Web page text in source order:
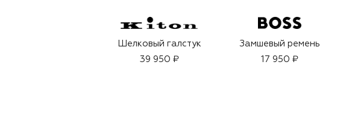
Шелковый галстук
39 950 ₽
Замшевый ремень
17 950 ₽